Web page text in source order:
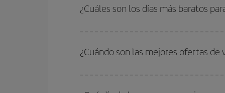
¿Cuáles son los días más baratos
quieres ir y en qué fechas habías pensado
para que puedas encontrar la mejor oferta.
¿Cuándo son las mejores ofertas de
periodos de vacaciones escolares son